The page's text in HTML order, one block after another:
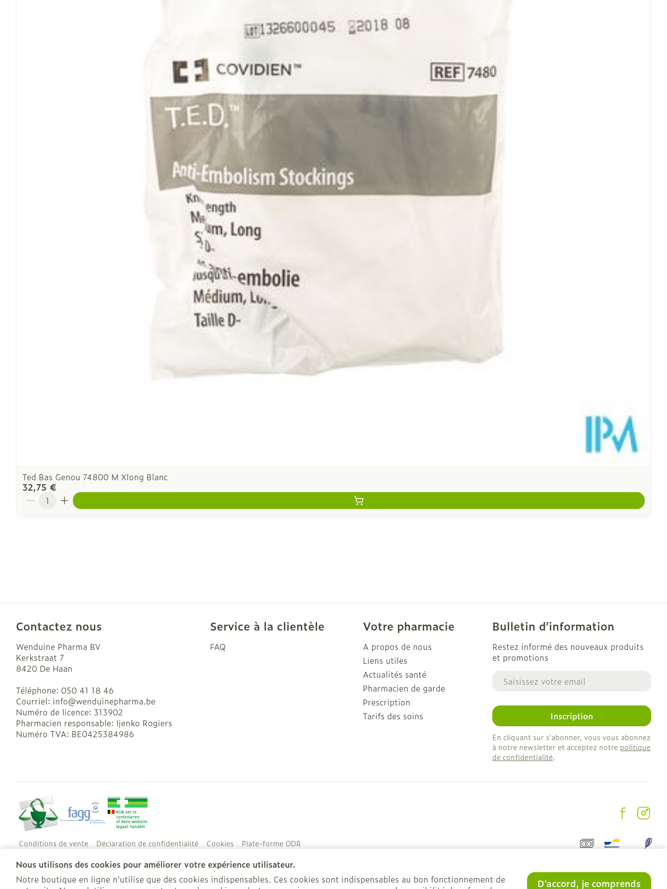
Nous utilisons des cookies pour améliorer votre expérience utilisateur.
Notre boutique en ligne n'utilise que des cookies indispensables. Ces cookies sont indispensables au bon fonctionnement de
D'accord, je comprends
Ted Bas Genou 74800 M Xlong Blanc
32,75 €
Quantité
Contactez nous
Wenduine Pharma BV
Kerkstraat 7
8420 De Haan
Téléphone: 050 41 18 46
Courriel: info@wenduinepharma.be
Numéro de licence: 313902
Pharmacien responsable: Ijenko Rogiers
Numéro TVA: BE0425384986
Service à la clientèle
FAQ
Votre pharmacie
A propos de nous
Liens utiles
Actualités santé
Pharmacien de garde
Prescription
Tarifs des soins
Bulletin d’information
Restez informé des nouveaux produits
et promotions
Inscription
En cliquant sur s'abonner, vous vous abonnez
à notre newsletter et acceptez notre politique
de confidentialité.
Conditions de vente Déclaration de confidentialité Cookies Plate-forme ODR